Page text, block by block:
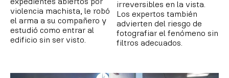
violencia machista, le robó
el arma a su compañero y
estudió como entrar al
edificio sin ser visto.
irreversibles en la vista.
Los expertos también
advierten del riesgo de
fotografiar el fenómeno sin
filtros adecuados.